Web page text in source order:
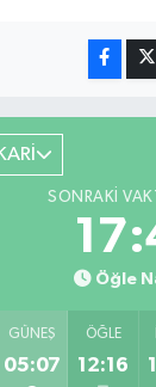
SONRAKI
Öğle
GÜNEŞ
05:07
ÖĞLE
12:16